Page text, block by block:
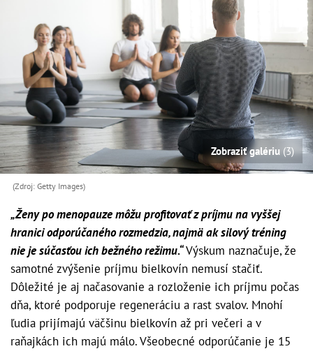
Zobraziť galériu (3)
(Zdroj: Getty Images)
„Ženy po menopauze môžu profitovať z príjmu na vyššej
hranici odporúčaného rozmedzia, najmä ak silový tréning
nie je súčasťou ich bežného režimu.“Výskum naznačuje, že
samotné zvýšenie príjmu bielkovín nemusí stačiť.
Dôležité je aj načasovanie a rozloženie ich príjmu počas
dňa, ktoré podporuje regeneráciu a rast svalov. Mnohí
ľudia prijímajú väčšinu bielkovín až pri večeri a v
raňajkách ich majú málo. Všeobecné odporúčanie je 15